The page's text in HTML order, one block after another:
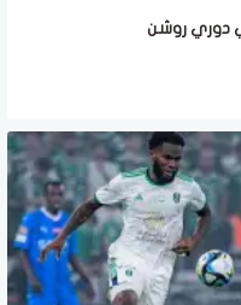
دوري روشن